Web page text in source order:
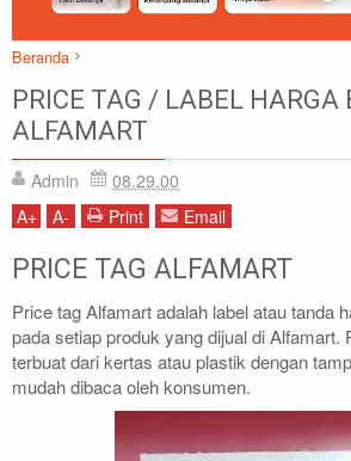
Beranda
ALFAMART
Artikel
PRICE TAG / LABEL HARGA BARANG DI
PRICE TAG / LABEL HARGA
ALFAMART
Admin
08.29.00
A+ A- Print Email
PRICE TAG ALFAMART
Price tag Alfamart adalah label atau tanda
pada setiap produk yang dijual di Alfamart.
terbuat dari kertas atau plastik dengan
mudah dibaca oleh konsumen.